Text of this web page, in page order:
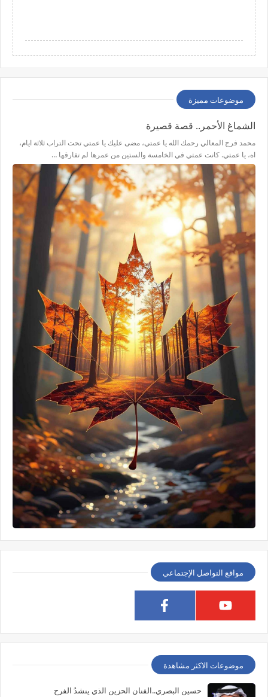
موضوعات مميزة
الشماغ الأحمر.. قصة قصيرة
محمد فرج المعالي رحمك الله يا عمتي، مضى عليك يا عمتي تحت التراب ثلاثة ايام،
اه، يا عمتي. كانت عمتي في الخامسة والستين من عمرها لم تفارقها …
مواقع التواصل الإجتماعي
موضوعات الاكثر مشاهدة
حسين البصري..الفنان الحزين الذي ينشدُ الفرح